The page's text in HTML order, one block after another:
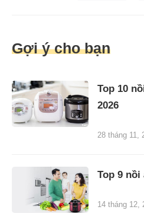
Gợi ý cho bạn
Top 10
2026
28 tháng 11,
Top 9 nồi
14 tháng 12,